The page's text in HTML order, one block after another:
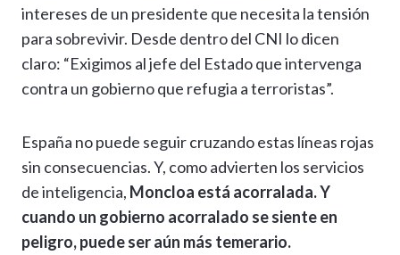
intereses de un presidente que necesita la tensión
para sobrevivir. Desde dentro del CNI lo dicen
claro: “Exigimos al jefe del Estado que intervenga
contra un gobierno que refugia a terroristas”.
España no puede seguir cruzando estas líneas rojas
sin consecuencias. Y, como advierten los servicios
de inteligencia, Moncloa está acorralada. Y
cuando un gobierno acorralado se siente en
peligro, puede ser aún más temerario.